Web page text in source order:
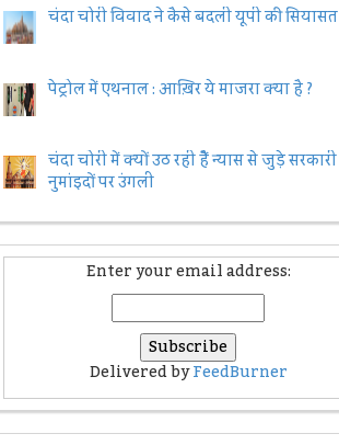
चंदा चोरी विवाद ने कैसे बदली यूपी की सियासत
पेट्रोल में एथनाल : आख़िर ये माजरा क्या है ?
चंदा चोरी में क्यों उठ रही हैैं न्यास से जुड़े सरकारी
नुमांइदों पर उंगली
Enter your email address:
Delivered byFeedBurner